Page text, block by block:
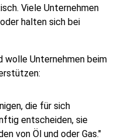
Viele Unternehmen
halten sich bei
wolle Unternehmen beim
die für sich
entscheiden, sie
von Öl und oder Gas."